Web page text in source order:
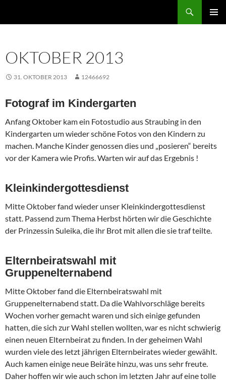
OKTOBER 2013
31. OKTOBER 2013 12466692
Fotograf im Kindergarten
Anfang Oktober kam ein Fotostudio aus Straubing in den
Kindergarten um wieder schöne Fotos von den Kindern zu
machen. Manche Kinder genossen dies und „posieren“ bereits
vor der Kamera wie Profis. Warten wir auf das Ergebnis !
Kleinkindergottesdienst
Mitte Oktober fand wieder unser Kleinkindergottesdienst
statt. Passend zum Thema Herbst hörten wir die Geschichte
der Prinzessin Suleika, die ihr Brot mit allen die sie traf teilte.
Elternbeiratswahl mit
Gruppenelternabend
Mitte Oktober fand die Elternbeiratswahl mit
Gruppenelternabend statt. Da die Wahlvorschläge bereits
Wochen vorher gemacht waren und sich einige gefunden
hatten, die sich zur Wahl stellen wollten, war es nicht schwierig
einen neuen Elternbeirat zu finden. In der geheimen Wahl
wurden viele des letzt jährigen Elternbeirates wieder gewählt.
Auch kamen einige neue Beiräte hinzu, was uns sehr freute.
Daher hoffen wir wie auch schon im letzten Jahr auf eine tolle